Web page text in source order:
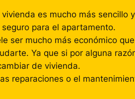
es mucho más
para el apartamento.
ser mucho más económico
Ya que si por alguna
de vivienda.
reparaciones o el